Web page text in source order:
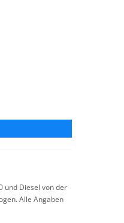
und Diesel von der
Alle Angaben